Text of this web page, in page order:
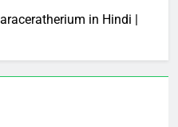
in Hindi |